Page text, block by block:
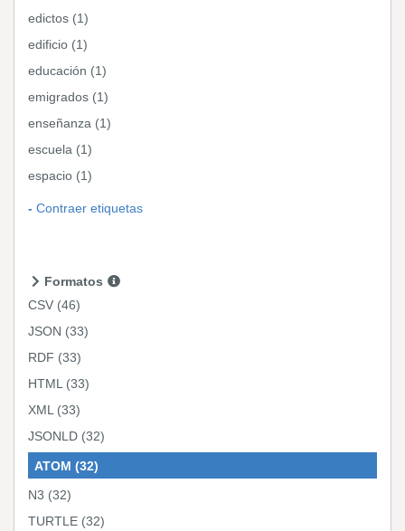
edictos (1)
edificio (1)
educación (1)
emigrados (1)
enseñanza (1)
escuela (1)
espacio (1)
Contraer etiquetas
Formatos
CSV (46)
JSON (33)
RDF (33)
HTML (33)
XML (33)
JSONLD (32)
ATOM (32)
N3 (32)
TURTLE (32)